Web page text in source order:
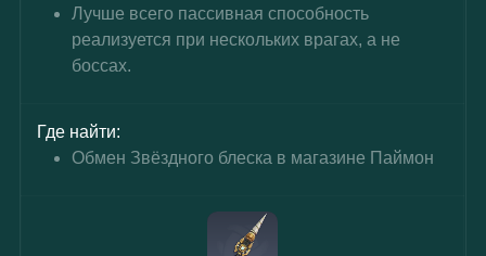
Лучше всего пассивная способность
реализуется при нескольких врагах, а не
боссах.
Где найти:
Обмен Звёздного блеска в магазине Паймон